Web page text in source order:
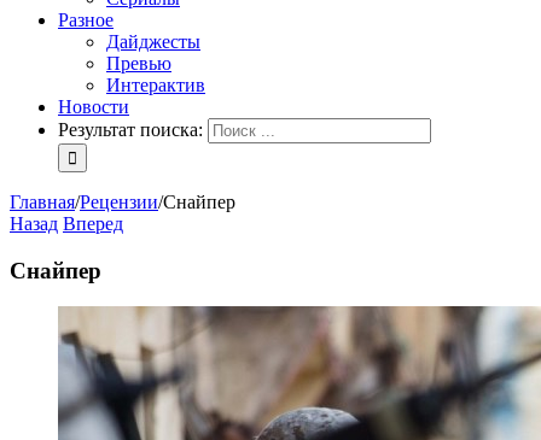
Разное
Дайджесты
Превью
Интерактив
Новости
Результат поиска:
Главная/Рецензии/Снайпер
Назад Вперед
Снайпер